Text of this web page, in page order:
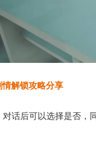
情解锁攻略分享
话后可以选择是否